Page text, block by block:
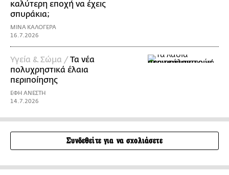
καλύτερη εποχή να έχεις
σπυράκια;
ΜΙΝΑ ΚΑΛΟΓΕΡΑ
16.7.2026
Υγεία & Σώμα /Τα νέα
πολυχρηστικά έλαια
περιποίησης
ΕΦΗ ΑΝΕΣΤΗ
14.7.2026
Συνδεθείτε για να σχολιάσετε